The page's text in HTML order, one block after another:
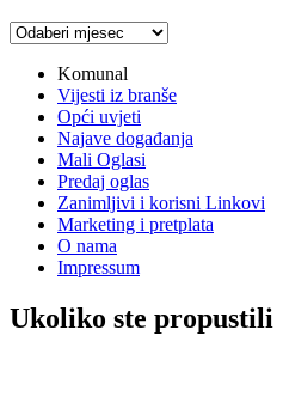
Arhiva
Komunal
Vijesti iz branše
Opći uvjeti
Najave događanja
Mali Oglasi
Predaj oglas
Zanimljivi i korisni Linkovi
Marketing i pretplata
O nama
Impressum
Ukoliko ste propustili